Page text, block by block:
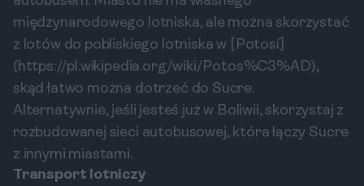
międzynarodowego lotniska, ale można skorzystać
z lotów do pobliskiego lotniska w [Potosí]
(https://pl.wikipedia.org/wiki/Potos%C3%AD),
skąd łatwo można dotrzeć do Sucre.
Alternatywnie, jeśli jesteś już w Boliwii, skorzystaj z
rozbudowanej sieci autobusowej, która łączy Sucre
z innymi miastami.
Transport lotniczy